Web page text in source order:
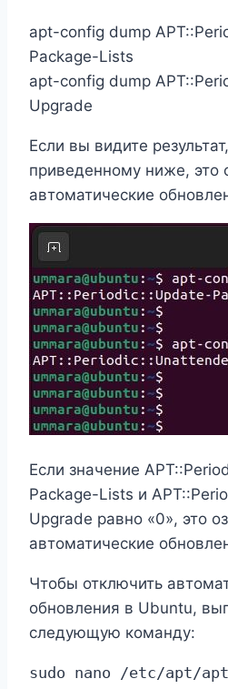
apt-config dump
Package-Lists
apt-config dump
Upgrade
Если вы видите
приведенному ниже, это
автоматические
Если значение
Package-Lists и
Upgrade равно «0», это
автоматические
Чтобы отключить
обновления в Ubuntu,
следующую команду:
sudo nano /etc/apt/